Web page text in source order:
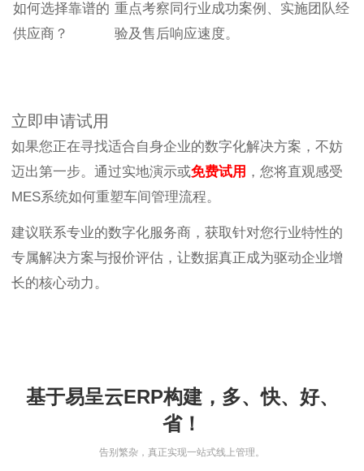
如何选择靠谱的
供应商？
重点考察同行业成功案例、实施团队经
验及售后响应速度。
立即申请试用
如果您正在寻找适合自身企业的数字化解决方案，不妨
迈出第一步。通过实地演示或免费试用 ，您将直观感受
MES系统如何重塑车间管理流程。
建议联系专业的数字化服务商，获取针对您行业特性的
专属解决方案与报价评估，让数据真正成为驱动企业增
长的核心动力。
基于易呈云ERP构建，多、快、好、
省！
告别繁杂，真正实现一站式线上管理。